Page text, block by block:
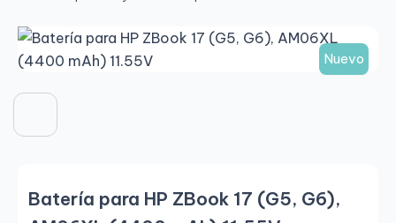
Nuevo
Batería para HP ZBook 17 (G5, G6),